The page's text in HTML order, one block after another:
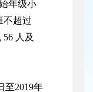
年级小
不超过
人及
至2019年